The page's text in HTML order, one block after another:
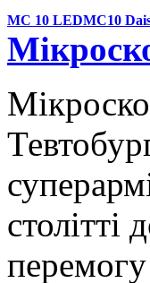
MC 10 LEDMC10